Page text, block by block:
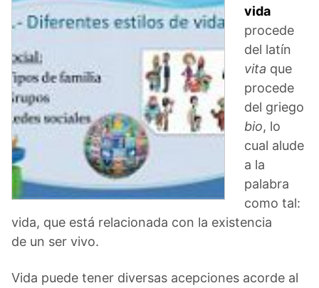
vida
procede
del latín
vita que
procede
del griego
bio, lo
cual alude
a la
palabra
como tal:
vida, que está relacionada con la existencia
de un ser vivo.
Vida puede tener diversas acepciones acorde al